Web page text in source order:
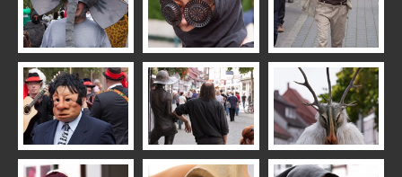
Best of Tanzstudio Baufeld
KuKux & Linda
R7 Renshausen
R7 Weihnachtsmarkt 2015
R7 Weihnachtsmarkt 2014